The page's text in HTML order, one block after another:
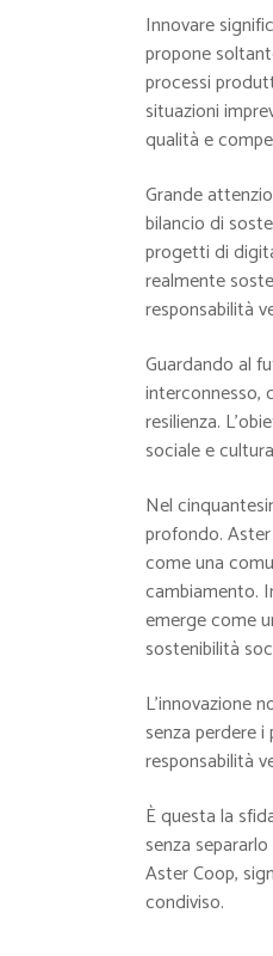
Innovare
propone
processi
situazioni
qualità e
Grande
bilancio di
progetti di
realmente
responsabilità
Guardando al
interconnesso,
resilienza.
sociale e
Nel
profondo.
come una
cambiamento.
emerge come
sostenibilità
L’innovazione
senza perdere
responsabilità
È questa la
senza
Aster Coop,
condiviso.